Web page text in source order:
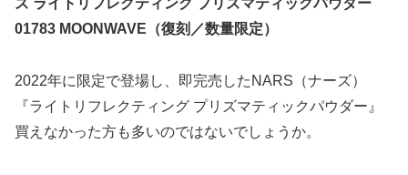
ズ ライトリフレクティング プリズマティックパウダー
01783 MOONWAVE（復刻／数量限定）
2022年に限定で登場し、即完売したNARS（ナーズ）
『ライトリフレクティング プリズマティックパウダー』
買えなかった方も多いのではないでしょうか。